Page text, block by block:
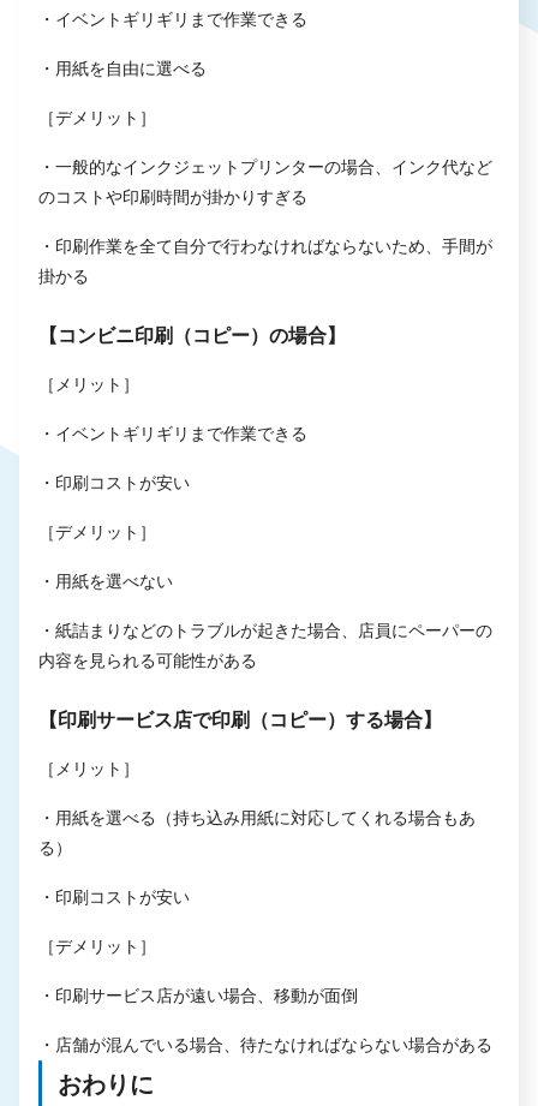
・イベントギリギリまで作業できる
・用紙を自由に選べる
［デメリット］
・一般的なインクジェットプリンターの場合、インク代など
のコストや印刷時間が掛かりすぎる
・印刷作業を全て自分で行わなければならないため、手間が
掛かる
【コンビニ印刷（コピー）の場合】
［メリット］
・イベントギリギリまで作業できる
・印刷コストが安い
［デメリット］
・用紙を選べない
・紙詰まりなどのトラブルが起きた場合、店員にペーパーの
内容を見られる可能性がある
【印刷サービス店で印刷（コピー）する場合】
［メリット］
・用紙を選べる（持ち込み用紙に対応してくれる場合もあ
る）
・印刷コストが安い
［デメリット］
・印刷サービス店が遠い場合、移動が面倒
・店舗が混んでいる場合、待たなければならない場合がある
おわりに